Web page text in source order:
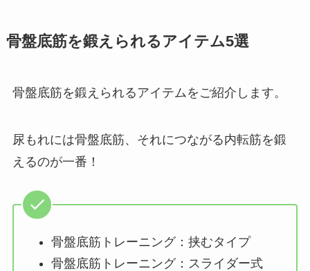
骨盤底筋を鍛えられるアイテム5選
骨盤底筋を鍛えられるアイテムをご紹介します。
尿もれには骨盤底筋、それにつながる内転筋を鍛
えるのが一番！
骨盤底筋トレーニング：挟むタイプ
骨盤底筋トレーニング：スライダー式